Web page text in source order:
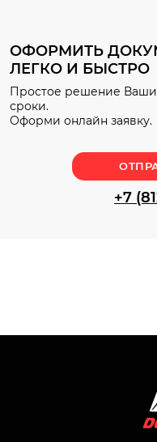
ОФОРМИТЬ
ЛЕГКО И БЫСТРО
Простое решение
сроки.
Оформи онлайн заявку.
+7